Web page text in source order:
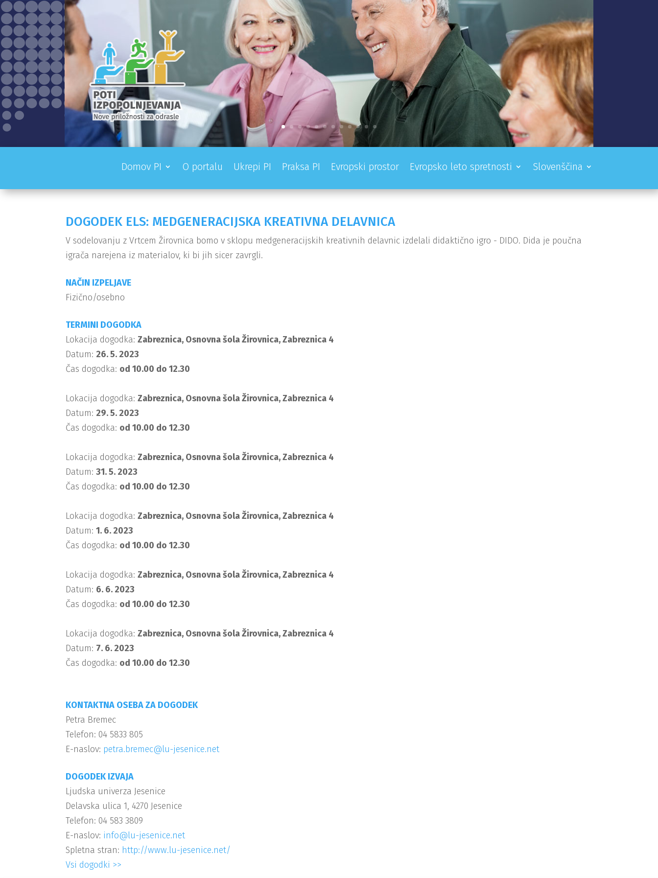
Domov PI O portalu Ukrepi PI Praksa PI Evropski prostor Evropsko leto spretnosti Slovenščina
DOGODEK ELS: MEDGENERACIJSKA KREATIVNA DELAVNICA
V sodelovanju z Vrtcem Žirovnica bomo v sklopu medgeneracijskih kreativnih delavnic izdelali didaktično igro - DIDO. Dida je poučna
igrača narejena iz materialov, ki bi jih sicer zavrgli.
NAČIN IZPELJAVE
Fizično/osebno
TERMINI DOGODKA
Lokacija dogodka:Zabreznica, Osnovna šola Žirovnica, Zabreznica 4
Datum: 26. 5. 2023
Čas dogodka: od 10.00 do 12.30
Lokacija dogodka:Zabreznica, Osnovna šola Žirovnica, Zabreznica 4
Datum: 29. 5. 2023
Čas dogodka: od 10.00 do 12.30
Lokacija dogodka:Zabreznica, Osnovna šola Žirovnica, Zabreznica 4
Datum:31. 5. 2023
Čas dogodka: od 10.00 do 12.30
Lokacija dogodka:Zabreznica, Osnovna šola Žirovnica, Zabreznica 4
Datum:1. 6. 2023
Čas dogodka: od 10.00 do 12.30
Lokacija dogodka:Zabreznica, Osnovna šola Žirovnica, Zabreznica 4
Datum: 6. 6. 2023
Čas dogodka: od 10.00 do 12.30
Lokacija dogodka:Zabreznica, Osnovna šola Žirovnica, Zabreznica 4
Datum: 7. 6. 2023
Čas dogodka: od 10.00 do 12.30
KONTAKTNA OSEBA ZA DOGODEK
Petra Bremec
Telefon: 04 5833 805
E-naslov: petra.bremec@lu-jesenice.net
DOGODEK IZVAJA
Ljudska univerza Jesenice
Delavska ulica 1, 4270 Jesenice
Telefon: 04 583 3809
E-naslov: info@lu-jesenice.net
Spletna stran: http://www.lu-jesenice.net/
Vsi dogodki >>